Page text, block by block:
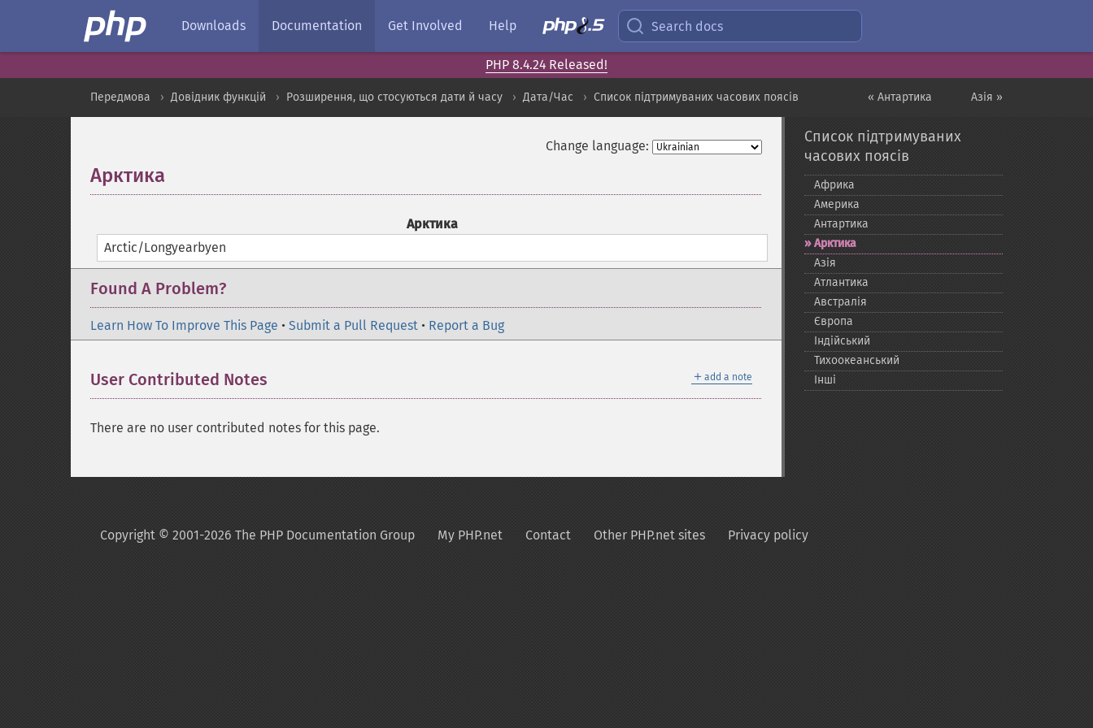
Downloads Documentation Get Involved Help Search docs
PHP 8.4.24 Released!
Азія »
« Антартика
Передмова Довідник функцій Розширення, що стосуються дати й часу Дата/Час Список підтримуваних часових поясів
Change language:
Арктика
Арктика
Arctic/Longyearbyen
Found A Problem?
Learn How To Improve This Page • Submit a Pull Request • Report a Bug
＋ add a note
User Contributed Notes
There are no user contributed notes for this page.
Список підтримуваних
часових поясів
Африка
Америка
Антартика
Арктика
Азія
Атлантика
Австралія
Європа
Індійський
Тихоокеанський
Інші
Copyright © 2001-2026 The PHP Documentation Group My PHP.net Contact Other PHP.net sites Privacy policy